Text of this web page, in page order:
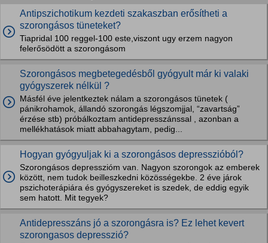
Antipszichotikum kezdeti szakaszban erősítheti a
szorongásos tüneteket?
Tiapridal 100 reggel-100 este,viszont ugy erzem nagyon
felerősödött a szorongásom
Szorongásos megbetegedésből gyógyult már ki valaki
gyógyszerek nélkül ?
Másfél éve jelentkeztek nálam a szorongásos tünetek (
pánikrohamok, állandó szorongás légszomjjal, “zavartság”
érzése stb) próbálkoztam antidepresszánssal , azonban a
mellékhatások miatt abbahagytam, pedig...
Hogyan gyógyuljak ki a szorongásos depresszióból?
Szorongásos depresszióm van. Nagyon szorongok az emberek
között, nem tudok beilleszkedni közösségekbe. 2 éve járok
pszichoterápiára és gyógyszereket is szedek, de eddig egyik
sem hatott. Mit tegyek?
Antidepresszáns jó a szorongásra is? Ez lehet kevert
szorongasos depresszió?